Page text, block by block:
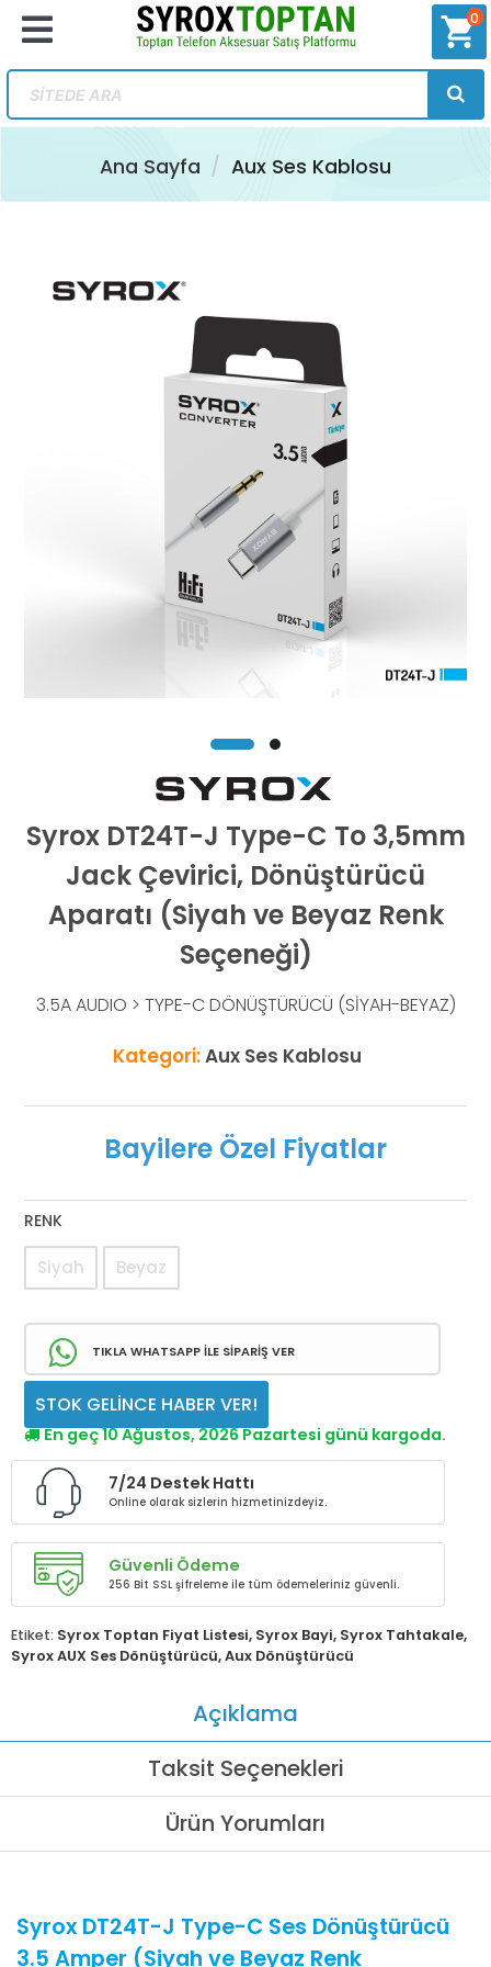
shopping_cart
0
Ana Sayfa Aux Ses Kablosu
Syrox DT24T-J Type-C To 3,5mm
Jack Çevirici, Dönüştürücü
Aparatı (Siyah ve Beyaz Renk
Seçeneği)
3.5A AUDIO > TYPE-C DÖNÜŞTÜRÜCÜ (SİYAH-BEYAZ)
Kategori:Aux Ses Kablosu
Bayilere Özel Fiyatlar
RENK
Siyah Beyaz
TIKLA WHATSAPP İLE SİPARİŞ VER
STOK GELİNCE HABER VER!
En geç 10 Ağustos, 2026 Pazartesi günü kargoda.
7/24 Destek Hattı
Online olarak sizlerin hizmetinizdeyiz.
Güvenli Ödeme
256 Bit SSL şifreleme ile tüm ödemeleriniz güvenli.
Etiket: Syrox Toptan Fiyat Listesi, Syrox Bayi, Syrox Tahtakale,
Syrox AUX Ses Dönüştürücü,Aux Dönüştürücü
Açıklama
Taksit Seçenekleri
Ürün Yorumları
Syrox DT24T-J Type-C Ses Dönüştürücü
3.5 Amper (Siyah ve Beyaz Renk